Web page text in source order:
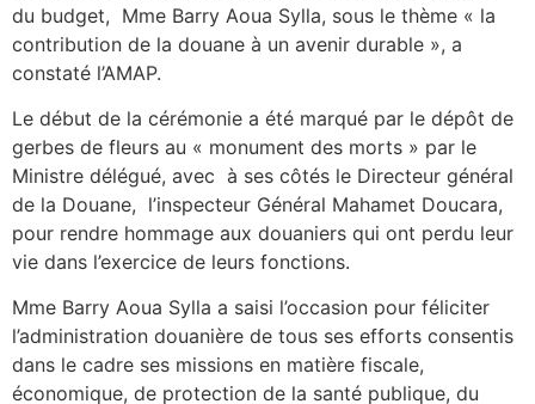
du budget, Mme Barry Aoua Sylla, sous le thème « la
contribution de la douane à un avenir durable », a
constaté l’AMAP.
Le début de la cérémonie a été marqué par le dépôt de
gerbes de fleurs au « monument des morts » par le
Ministre délégué, avec à ses côtés le Directeur général
de la Douane, l’inspecteur Général Mahamet Doucara,
pour rendre hommage aux douaniers qui ont perdu leur
vie dans l’exercice de leurs fonctions.
Mme Barry Aoua Sylla a saisi l’occasion pour féliciter
l’administration douanière de tous ses efforts consentis
dans le cadre ses missions en matière fiscale,
économique, de protection de la santé publique, du